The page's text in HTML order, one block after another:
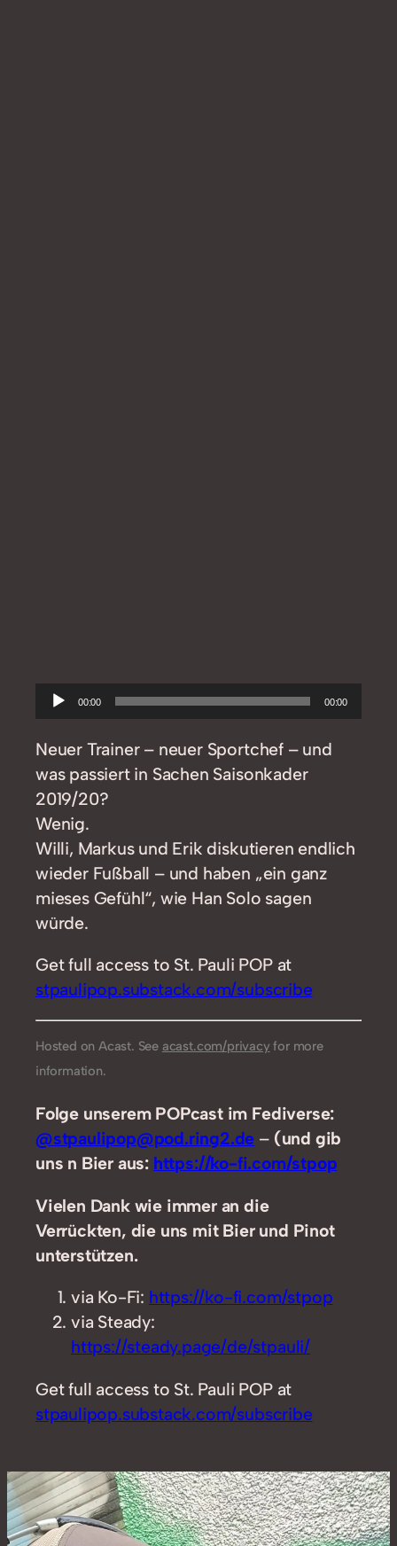
Audio-
Player
00:00 00:00
Neuer Trainer – neuer Sportchef – und
was passiert in Sachen Saisonkader
2019/20?
Wenig.
Willi, Markus und Erik diskutieren endlich
wieder Fußball – und haben „ein ganz
mieses Gefühl“, wie Han Solo sagen
würde.
Get full access to St. Pauli POP at
stpaulipop.substack.com/subscribe
Hosted on Acast. See acast.com/privacy for more
information.
Folge unserem POPcast im Fediverse:
@stpaulipop@pod.ring2.de – (und gib
uns n Bier aus: https://ko-fi.com/stpop
Vielen Dank wie immer an die
Verrückten, die uns mit Bier und Pinot
unterstützen.
via Ko-Fi: https://ko-fi.com/stpop
via Steady:
https://steady.page/de/stpauli/
Get full access to St. Pauli POP at
stpaulipop.substack.com/subscribe